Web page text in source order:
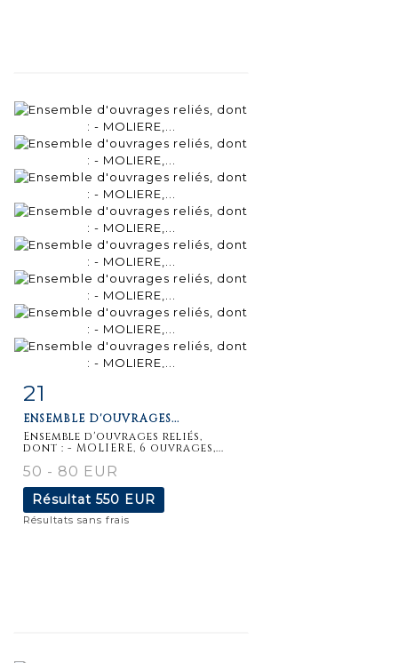
détaillée
21
ENSEMBLE D'OUVRAGES...
Ensemble d'ouvrages reliés,
dont : - MOLIERE, 6 ouvrages,...
50 - 80 EUR
Résultat 550 EUR
Résultats sans frais